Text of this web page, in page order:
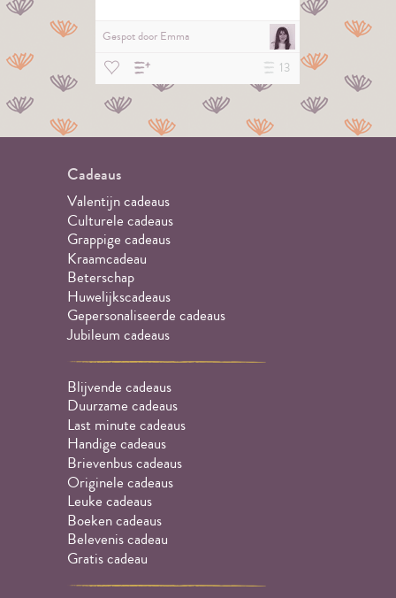
Gespot door Emma
13
Cadeaus
Valentijn cadeaus
Culturele cadeaus
Grappige cadeaus
Kraamcadeau
Beterschap
Huwelijkscadeaus
Gepersonaliseerde cadeaus
Jubileum cadeaus
Blijvende cadeaus
Duurzame cadeaus
Last minute cadeaus
Handige cadeaus
Brievenbus cadeaus
Originele cadeaus
Leuke cadeaus
Boeken cadeaus
Belevenis cadeau
Gratis cadeau